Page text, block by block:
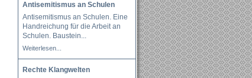
Antisemitismus an Schulen
Antisemitismus an Schulen. Eine
Handreichung für die Arbeit an
Schulen. Baustein...
Weiterlesen...
Rechte Klangwelten